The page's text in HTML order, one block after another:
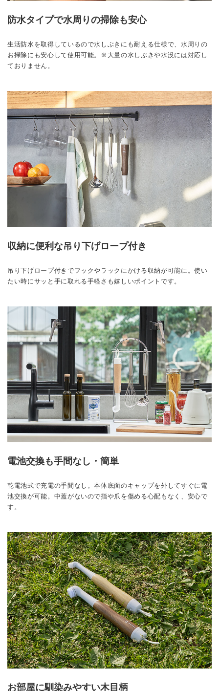
防水タイプで水周りの掃除も安心
生活防水を取得しているので水しぶきにも耐える仕様で、水周りの
お掃除にも安心して使用可能。※大量の水しぶきや水没には対応し
ておりません。
収納に便利な吊り下げロープ付き
吊り下げロープ付きでフックやラックにかける収納が可能に。使い
たい時にサッと手に取れる手軽さも嬉しいポイントです。
電池交換も手間なし・簡単
乾電池式で充電の手間なし。本体底面のキャップを外してすぐに電
池交換が可能。中蓋がないので指や爪を傷める心配もなく、安心で
す。
お部屋に馴染みやすい木目柄